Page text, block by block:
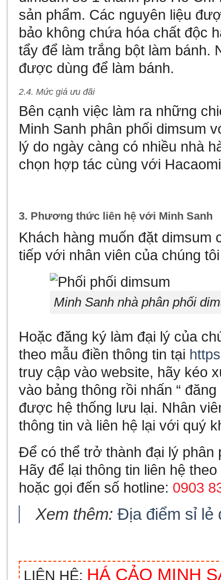
sản phẩm. Các nguyên liệu
bảo không chứa hóa chất độc
tẩy để làm trắng bột làm bánh.
được dùng để làm bánh.
2.4. Mức giá ưu đãi
Bên cạnh việc làm ra những
Minh Sanh phân phối dimsum
lý do ngày càng có nhiều nhà
chọn hợp tác cùng với
3. Phương thức liên hệ với Minh Sanh
Khách hàng muốn đặt dimsum
tiếp với nhân viên của chúng
Minh Sanh nhà phân phối
Hoặc đăng ký làm đại lý của
theo mẫu điền thông tin tại
truy cập vào website, hãy kéo
vào bảng thông rồi nhấn “
được hệ thống lưu lại. Nhân
thông tin và liên hệ lại với quý
Để có thể trở thành đại lý phân
Hãy để lại thông tin liên hệ
hoặc gọi đến số hotline: 0903
Xem thêm: Địa điểm sỉ lẻ
LIÊN HỆ: HÁ CẢO MINH